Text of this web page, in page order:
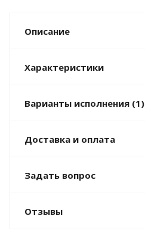
Описание
Характеристики
Варианты исполнения (1)
Доставка и оплата
Задать вопрос
Отзывы